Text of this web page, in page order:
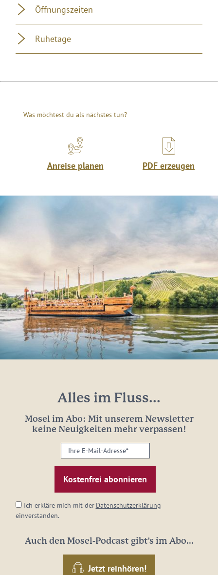
Öffnungszeiten
Ruhetage
Was möchtest du als nächstes tun?
Anreise planen PDF erzeugen
Alles im Fluss...
Mosel im Abo: Mit unserem Newsletter
keine Neuigkeiten mehr verpassen!
Ihre
E-
Mail-
Adresse:
Ich erkläre mich mit der Datenschutzerklärung
einverstanden.
Auch den Mosel-Podcast gibt's im Abo...
Jetzt reinhören!